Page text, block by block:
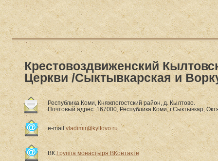
Крестовоздвиженский
Церкви /Сыктывкарская и
Республика Коми, Княжпогостский район, д. Кылтово.
Почтовый адрес: 167000, Республика Коми, г.Сыктывкар,
e-mail:vladimir@kyltovo.ru
ВК:Группа монастыря ВКонтакте